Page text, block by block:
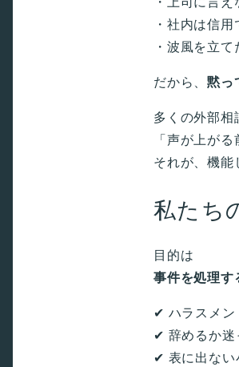
・社内は信
・波風を立
だから、黙っ
多くの外部相
「声が上が
それが、機能
私たち
目的は
事件を処理す
✔ ハラスメン
✔ 辞めるか
✔ 表に出ない